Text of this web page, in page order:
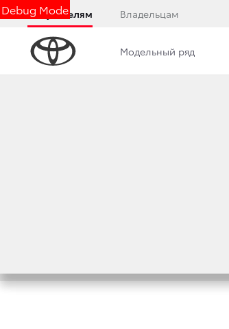
Debug Mode
Покупателям Владельцам
Модельный ряд